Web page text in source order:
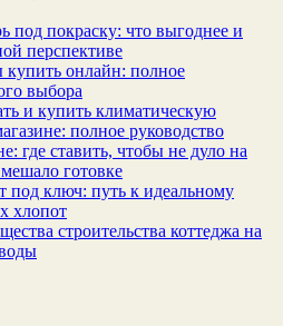
под покраску: что выгоднее и
перспективе
купить онлайн: полное
выбора
и купить климатическую
полное руководство
где ставить, чтобы не дуло на
готовке
под ключ: путь к идеальному
хлопот
строительства коттеджа на